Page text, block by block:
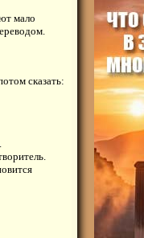
мало
сказать: